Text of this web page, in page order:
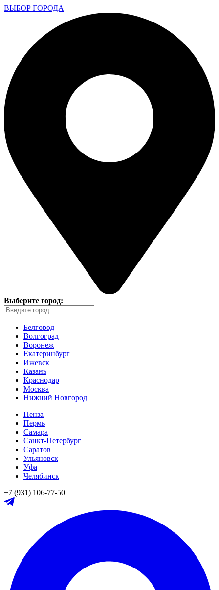
ВЫБОР ГОРОДА
Выберите город:
Белгород
Волгоград
Воронеж
Екатеринбург
Ижевск
Казань
Краснодар
Москва
Нижний Новгород
Пенза
Пермь
Самара
Санкт-Петербург
Саратов
Ульяновск
Уфа
Челябинск
+7 (931) 106-77-50